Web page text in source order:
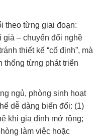
theo từng giai đoạn:
– chuyển đổi nghề
thiết kế “cố định”, mà
thống từng phát triển
ngủ, phòng sinh hoạt
dễ dàng biến đổi: (1)
khi gia đình mở rộng;
làm việc hoặc